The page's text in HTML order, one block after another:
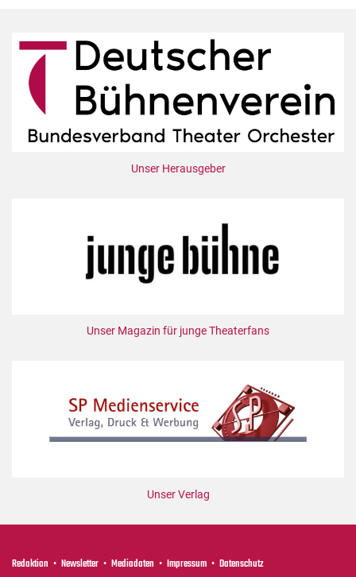
Unser Herausgeber
Unser Magazin für junge Theaterfans
Unser Verlag
Redaktion Newsletter Mediadaten Impressum Datenschutz